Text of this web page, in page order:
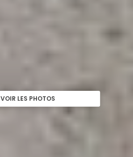
VOIR LES PHOTOS